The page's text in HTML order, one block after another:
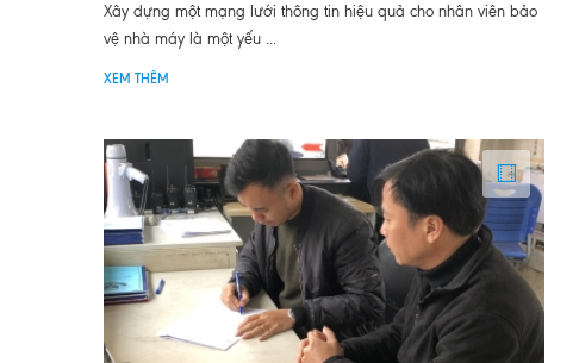
Xây dựng một mạng lưới thông tin hiệu quả cho nhân viên bảo
vệ nhà máy là một yếu ...
XEM THÊM